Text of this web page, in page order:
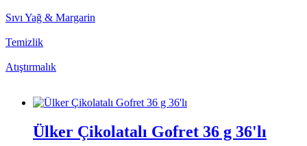
Sıvı Yağ & Margarin
Temizlik
Atıştırmalık
Ülker Çikolatalı Gofret 36 g 36'lı